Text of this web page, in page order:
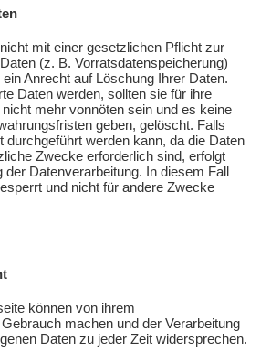
mit einer gesetzlichen Pflicht zur
(z. B. Vorratsdatenspeicherung)
Anrecht auf Löschung Ihrer Daten.
Daten werden, sollten sie für ihre
mehr vonnöten sein und es keine
geben, gelöscht. Falls
durchgeführt werden kann, da die Daten
Zwecke erforderlich sind, erfolgt
der Datenverarbeitung. In diesem Fall
und nicht für andere Zwecke
können von ihrem
machen und der Verarbeitung
Daten zu jeder Zeit widersprechen.